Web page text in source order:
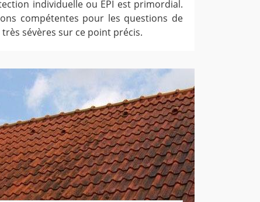
individuelle ou EPI est primordial.
compétentes pour les questions de
sévères sur ce point précis.